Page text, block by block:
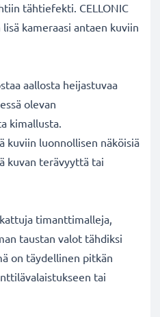
tähtiefekti. CELLONIC
kameraasi antaen kuviin
aallosta heijastuvaa
olevan
kimallusta.
kuviin luonnollisen näköisiä
kuvan terävyyttä tai
timanttimalleja,
taustan valot tähdiksi
on täydellinen pitkän
tai